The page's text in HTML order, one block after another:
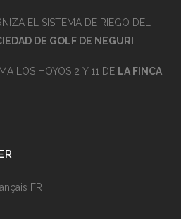
EL SISTEMA DE RIEGO DEL
DE GOLF DE NEGURI
LOS HOYOS 2 Y 11 DE LA FINCA
FR